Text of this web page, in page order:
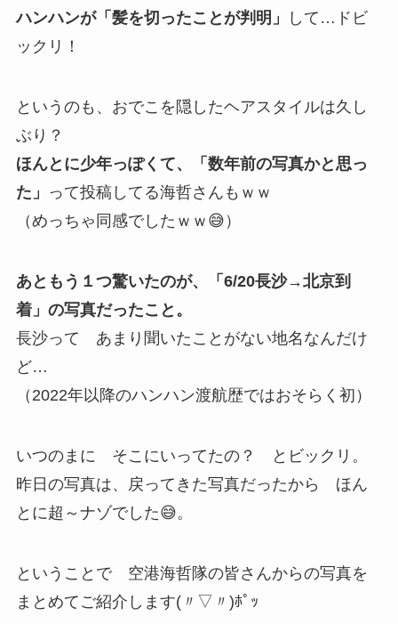
ハンハンが「髪を切ったことが判明」
して…ドビ
ックリ！
というのも、おでこを隠したヘアスタイルは久し
ぶり？
ほんとに少年っぽくて、「数年前の写真かと思っ
た」 って投稿してる海哲さんもｗｗ
（めっちゃ同感でしたｗｗ😅）
あともう１つ驚いたのが、「6/20長沙→北京到
着」の写真だったこと。
長沙って あまり聞いたことがない地名なんだけ
ど…
（2022年以降のハンハン渡航歴ではおそらく初）
いつのまに そこにいってたの？ とビックリ。
昨日の写真は、戻ってきた写真だったから ほん
とに超～ナゾでした😅。
ということで 空港海哲隊の皆さんからの写真を
まとめてご紹介します(〃▽〃)ﾎﾟｯ